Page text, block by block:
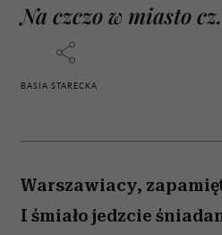
Na czczo w miasto
BASIA STARECKA
Warszawiacy,
I śmiało jedzcie